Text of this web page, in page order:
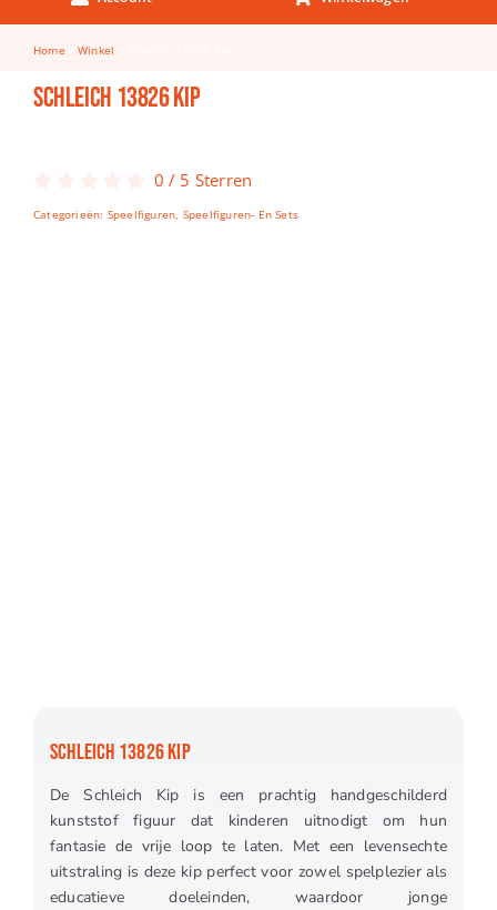
Keuken & Tafelen
Kinderfietsen
Knutselen
Spellen
Home Winkel
Schleich 13826 Kip
0 / 5 Sterren
Categorieën: Speelfiguren, Speelfiguren- En Sets
SCHLEICH 13826 KIP
De Schleich Kip is een prachtig handgeschilderd
kunststof figuur dat kinderen uitnodigt om hun
fantasie de vrije loop te laten. Met een levensechte
uitstraling is deze kip perfect voor zowel spelplezier als
educatieve doeleinden, waardoor jonge